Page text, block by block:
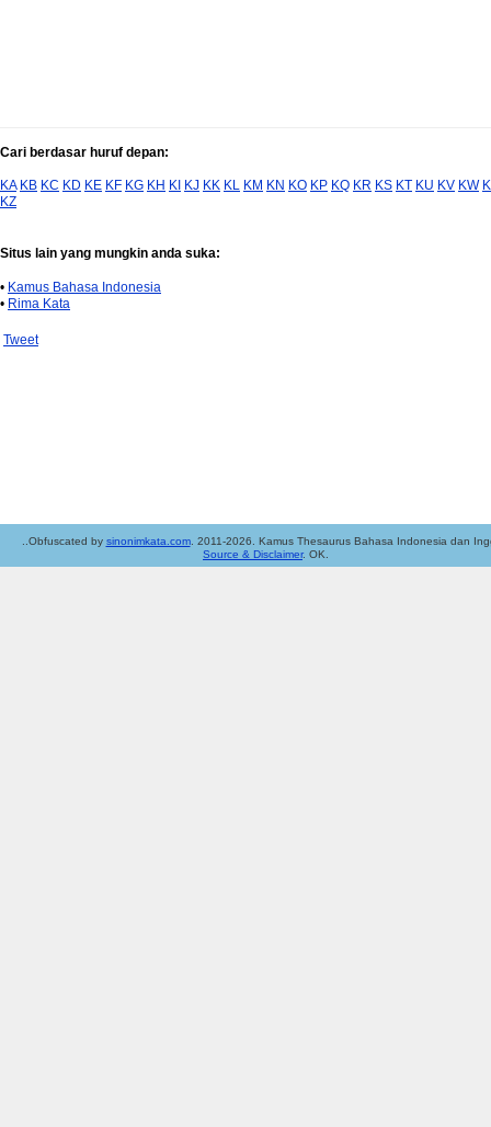
Cari berdasar huruf depan:
KA KB KC KD KE KF KG KH KI KJ KK KL KM KN KO KP KQ KR KS KT KU KV KW
KZ
Situs lain yang mungkin anda suka:
• Kamus Bahasa Indonesia
• Rima Kata
Tweet
..Obfuscated by sinonimkata.com. 2011-2026. Kamus Thesaurus Bahasa Indonesia dan
Source & Disclaimer. OK.